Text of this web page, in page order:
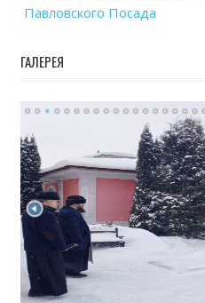
Павловского Посада
ГАЛЕРЕЯ